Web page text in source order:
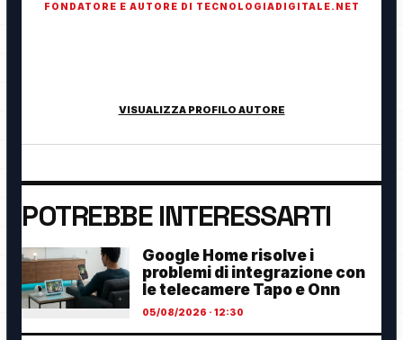
FONDATORE E AUTORE DI TECNOLOGIADIGITALE.NET
VISUALIZZA PROFILO AUTORE
POTREBBE INTERESSARTI
Google Home risolve i
problemi di integrazione con
le telecamere Tapo e Onn
05/08/2026 · 12:30